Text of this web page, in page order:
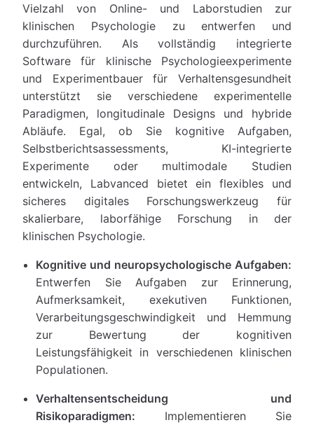
Vielzahl von Online- und Laborstudien zur
klinischen Psychologie zu entwerfen und
durchzuführen. Als vollständig integrierte
Software für klinische Psychologieexperimente
und Experimentbauer für Verhaltensgesundheit
unterstützt sie verschiedene experimentelle
Paradigmen, longitudinale Designs und hybride
Abläufe. Egal, ob Sie kognitive Aufgaben,
Selbstberichtsassessments, KI-integrierte
Experimente oder multimodale Studien
entwickeln, Labvanced bietet ein flexibles und
sicheres digitales Forschungswerkzeug für
skalierbare, laborfähige Forschung in der
klinischen Psychologie.
Kognitive und neuropsychologische Aufgaben:
Entwerfen Sie Aufgaben zur Erinnerung,
Aufmerksamkeit, exekutiven Funktionen,
Verarbeitungsgeschwindigkeit und Hemmung
zur Bewertung der kognitiven
Leistungsfähigkeit in verschiedenen klinischen
Populationen.
Verhaltensentscheidung und
Risikoparadigmen: Implementieren Sie